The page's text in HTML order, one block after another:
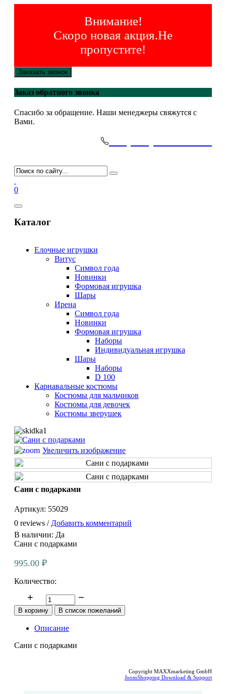
Внимание!
Скоро новая акция.Не
пропустите!
Заказать звонок
Заказ обратного звонка
Спасибо за обращение. Наши менеджеры свяжутся с
Вами.
0
Каталог
Елочные игрушки
Витус
Символ года
Новинки
Формовая игрушка
Шары
Ирена
Символ года
Новинки
Формовая игрушка
Наборы
Индивидуальная игрушка
Шары
Наборы
D 100
Карнавальные костюмы
Костюмы для мальчиков
Костюмы для девочек
Костюмы зверушек
Увеличить изображение
Сани с подарками
Артикул: 55029
0 reviews / Добавить комментарий
В наличии: Да
Сани с подарками
995.00 ₽
Количество:
Описание
Сани с подарками
Copyright MAXXmarketing GmbH
JoomShopping Download & Support